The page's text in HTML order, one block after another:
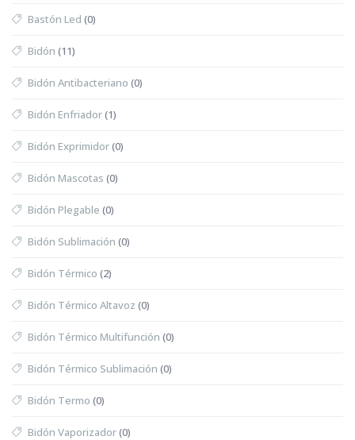
Bastón Led (0)
Bidón (11)
Bidón Antibacteriano (0)
Bidón Enfriador(1)
Bidón Exprimidor(0)
Bidón Mascotas (0)
Bidón Plegable (0)
Bidón Sublimación (0)
Bidón Térmico (2)
Bidón Térmico Altavoz (0)
Bidón Térmico Multifunción (0)
Bidón Térmico Sublimación (0)
Bidón Termo (0)
Bidón Vaporizador(0)